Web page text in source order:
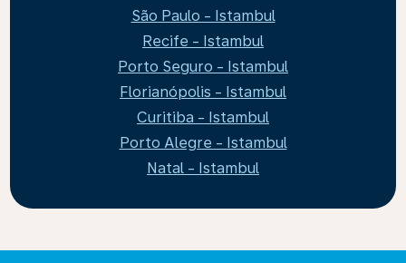
São Paulo - Istambul
Recife - Istambul
Porto Seguro - Istambul
Florianópolis - Istambul
Curitiba - Istambul
Porto Alegre - Istambul
Natal - Istambul